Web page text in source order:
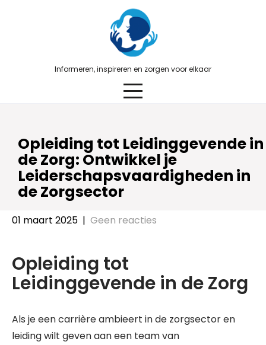
Informeren, inspireren en zorgen voor elkaar
Opleiding tot Leidinggevende in
de Zorg: Ontwikkel je
Leiderschapsvaardigheden in
de Zorgsector
01 maart 2025 | Geen reacties
Opleiding tot
Leidinggevende in de Zorg
Als je een carrière ambieert in de zorgsector en
leiding wilt geven aan een team van